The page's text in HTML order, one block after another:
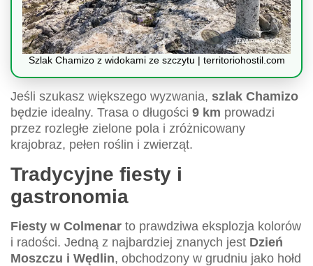
Szlak Chamizo z widokami ze szczytu | territoriohostil.com
Jeśli szukasz większego wyzwania, szlak Chamizo
będzie idealny. Trasa o długości 9 km prowadzi
przez rozległe zielone pola i zróżnicowany
krajobraz, pełen roślin i zwierząt.
Tradycyjne fiesty i
gastronomia
Fiesty w Colmenar to prawdziwa eksplozja kolorów
i radości. Jedną z najbardziej znanych jest Dzień
Moszczu i Wędlin, obchodzony w grudniu jako hołd